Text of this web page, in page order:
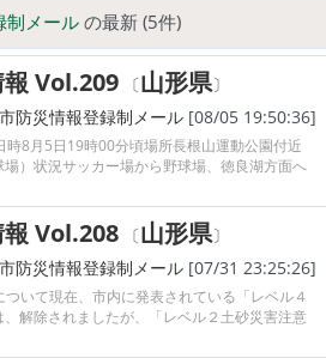
制メール の最新 (5件)
Vol.209 〔山形県〕
防災情報登録制メール [08/05 19:50:36]
時8月5日19時00分頃場所長根山運動公園付近
場）状況サッカー場から野球場、徳良湖方面へ
Vol.208 〔山形県〕
防災情報登録制メール [07/31 23:25:26]
いて現在、市内に発表されている「レベル４
解除されましたが、「レベル２土砂災害注意